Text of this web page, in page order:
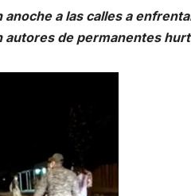
a las calles a
de permanentes